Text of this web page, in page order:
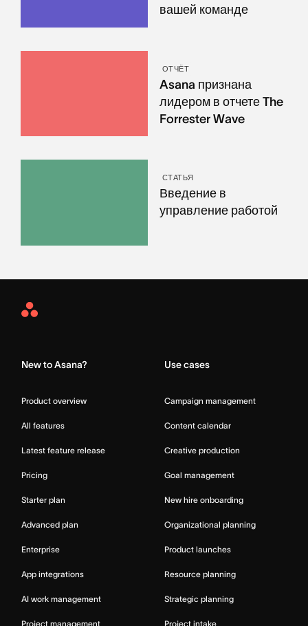
вашей команде
ОТЧЁТ
Asana признана
лидером в отчете The
Forrester Wave
СТАТЬЯ
Введение в
управление работой
Asana
New to Asana?
Product overview
All features
Latest feature release
Pricing
Starter plan
Advanced plan
Enterprise
App integrations
AI work management
Project management
Use cases
Campaign management
Content calendar
Creative production
Goal management
New hire onboarding
Organizational planning
Product launches
Resource planning
Strategic planning
Project intake